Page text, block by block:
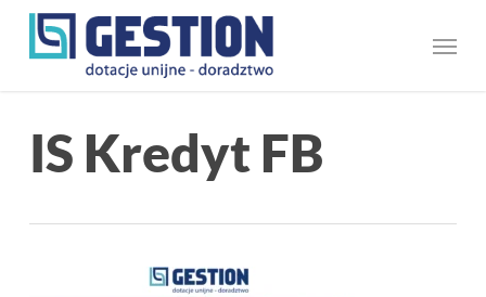
Skip
Menu
IS Kredyt FB